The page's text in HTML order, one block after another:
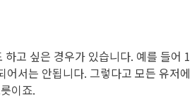
고 싶은 경우가 있습니다. 예를 들어 1
서는 안됩니다. 그렇다고 모든 유저에
이죠.